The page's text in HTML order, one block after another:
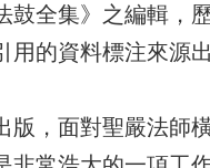
全集》之編輯，
的資料標注來源
版，面對聖嚴法師